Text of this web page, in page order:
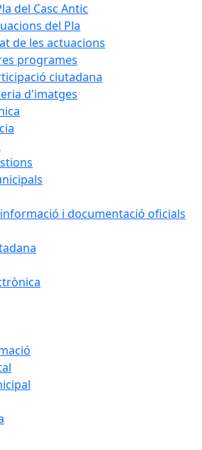
del Casc Antic
del Pla
de les actuacions
programes
ciutadana
d'imatges
i documentació oficials